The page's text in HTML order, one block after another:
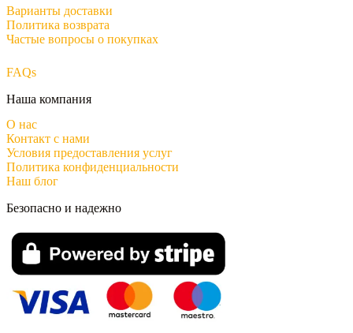
Варианты доставки
Политика возврата
Частые вопросы о покупках
FAQs
Наша компания
О нас
Контакт с нами
Условия предоставления услуг
Политика конфиденциальности
Наш блог
Безопасно и надежно